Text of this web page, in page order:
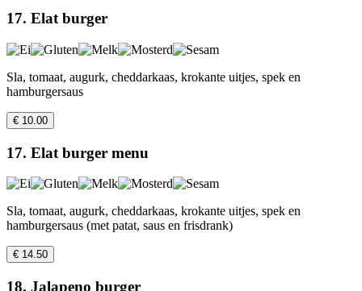
17. Elat burger
Sla, tomaat, augurk, cheddarkaas, krokante uitjes, spek en
hamburgersaus
€ 10.00
17. Elat burger menu
Sla, tomaat, augurk, cheddarkaas, krokante uitjes, spek en
hamburgersaus (met patat, saus en frisdrank)
€ 14.50
18. Jalapeno burger